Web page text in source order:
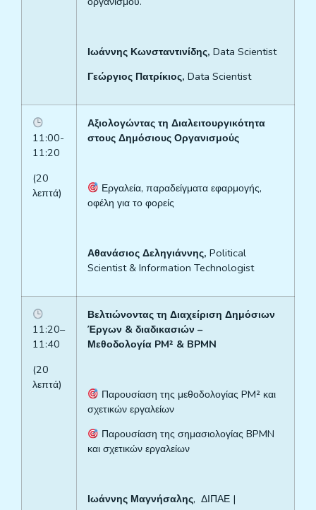
Ιωάννης Κωνσταντινίδης, Data Scientist
Γεώργιος Πατρίκιος, Data Scientist
11:00-
11:20
(20
λεπτά)
Αξιολογώντας τη Διαλειτουργικότητα
στους Δημόσιους Οργανισμούς
Εργαλεία, παραδείγματα εφαρμογής,
οφέλη για το φορείς
Αθανάσιος Δεληγιάννης, Political
Scientist& Information Technologist
11:20–
11:40
(20
λεπτά)
Βελτιώνοντας τη Διαχείριση Δημόσιων
Έργων & διαδικασιών –
Μεθοδολογία PM² & BPMN
Παρουσίαση της μεθοδολογίας PM² και
σχετικών εργαλείων
Παρουσίαση της σημασιολογίας BPMN
και σχετικών εργαλείων
Ιωάννης Μαγνήσαλης, ΔΙΠΑΕ |